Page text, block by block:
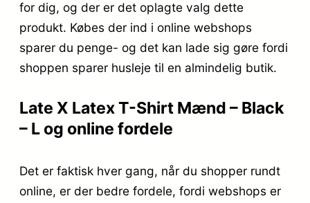
for dig, og der er det oplagte valg dette
produkt. Købes der ind i online webshops
sparer du penge- og det kan lade sig gøre fordi
shoppen sparer husleje til en almindelig butik.
Late X Latex T-Shirt Mænd – Black
– L og online fordele
Det er faktisk hver gang, når du shopper rundt
online, er der bedre fordele, fordi webshops er